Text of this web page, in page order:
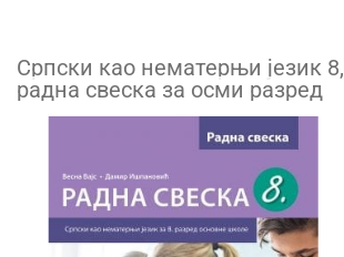
Српски као нематерњи језик 8,
радна свеска за осми разред